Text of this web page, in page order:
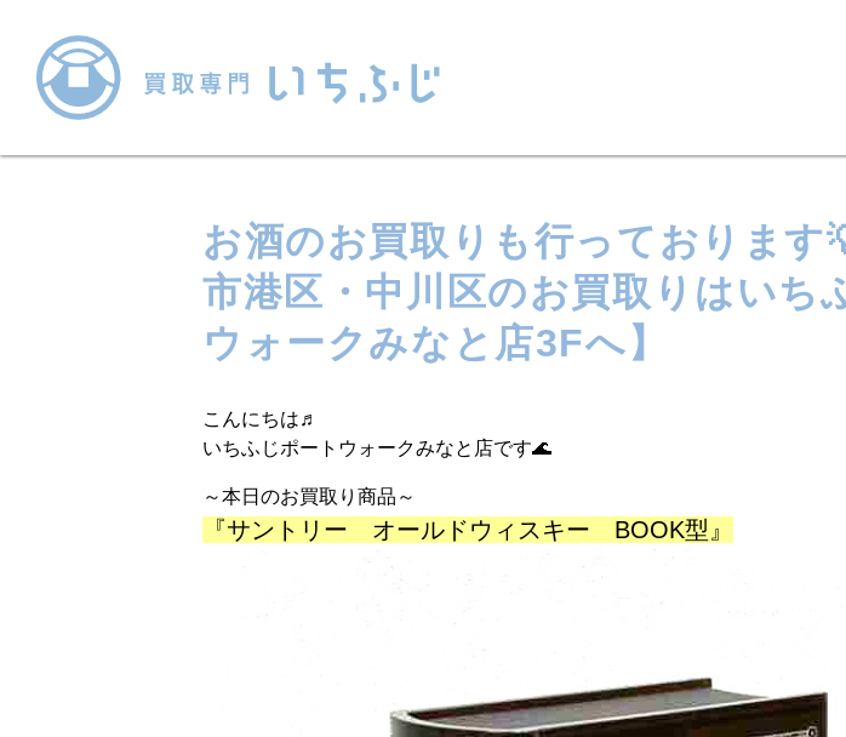
お酒のお買取りも行っております
市港区・中川区のお買取りはいち
ウォークみなと店3Fへ】
こんにちは♬
いちふじポートウォークみなと店です🌊
～本日のお買取り商品～
『サントリー オールドウィスキー BOOK型』